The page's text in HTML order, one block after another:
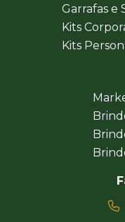
Garrafas e
Kits
Kits